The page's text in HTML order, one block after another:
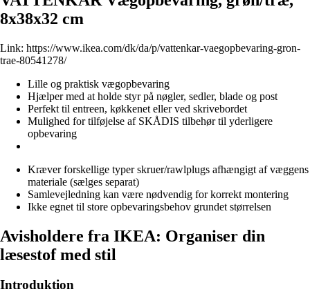
8x38x32 cm
Link: https://www.ikea.com/dk/da/p/vattenkar-vaegopbevaring-gron-
trae-80541278/
Lille og praktisk vægopbevaring
Hjælper med at holde styr på nøgler, sedler, blade og post
Perfekt til entreen, køkkenet eller ved skrivebordet
Mulighed for tilføjelse af SKÅDIS tilbehør til yderligere
opbevaring
Kræver forskellige typer skruer/rawlplugs afhængigt af væggens
materiale (sælges separat)
Samlevejledning kan være nødvendig for korrekt montering
Ikke egnet til store opbevaringsbehov grundet størrelsen
Avisholdere fra IKEA: Organiser din
læsestof med stil
Introduktion